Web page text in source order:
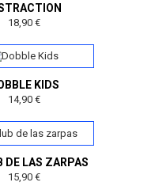
18,90 €
KIDS
14,90 €
DE LAS ZARPAS
15,90 €